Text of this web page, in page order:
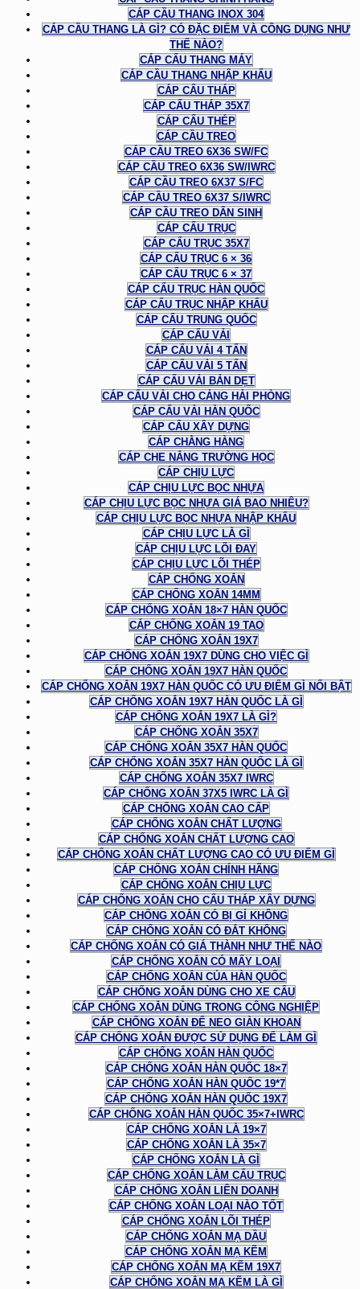
CÁP CẦU THANG INOX 304
CÁP CẦU THANG LÀ GÌ? CÓ ĐẶC ĐIỂM VÀ CÔNG DỤNG NHƯ
THẾ NÀO?
CÁP CẨU THANG MÁY
CÁP CẦU THANG NHẬP KHẨU
CÁP CẨU THÁP
CÁP CẨU THÁP 35X7
CÁP CẨU THÉP
CÁP CẦU TREO
CÁP CẦU TREO 6X36 SW/FC
CÁP CẦU TREO 6X36 SW/IWRC
CÁP CẦU TREO 6X37 S/FC
CÁP CẦU TREO 6X37 S/IWRC
CÁP CẦU TREO DÂN SINH
CÁP CẨU TRỤC
CÁP CẨU TRỤC 35X7
CÁP CẨU TRỤC 6 × 36
CÁP CẨU TRỤC 6 × 37
CÁP CẨU TRỤC HÀN QUỐC
CÁP CẨU TRỤC NHẬP KHẨU
CÁP CẨU TRUNG QUỐC
CÁP CẨU VẢI
CÁP CẨU VẢI 4 TẤN
CÁP CẨU VẢI 5 TẤN
CÁP CẨU VẢI BẢN DẸT
CÁP CẨU VẢI CHO CẢNG HẢI PHÒNG
CÁP CẨU VẢI HÀN QUỐC
CÁP CẨU XÂY DỰNG
CÁP CHẰNG HÀNG
CÁP CHE NẮNG TRƯỜNG HỌC
CÁP CHỊU LỰC
CÁP CHỊU LỰC BỌC NHỰA
CÁP CHỊU LỰC BỌC NHỰA GIÁ BAO NHIÊU?
CÁP CHỊU LỰC BỌC NHỰA NHẬP KHẨU
CÁP CHỊU LỰC LÀ GÌ
CÁP CHỊU LỰC LÕI ĐAY
CÁP CHỊU LỰC LÕI THÉP
CÁP CHỐNG XOẮN
CÁP CHỐNG XOẮN 14MM
CÁP CHỐNG XOẮN 18×7 HÀN QUỐC
CÁP CHỐNG XOẮN 19 TAO
CÁP CHỐNG XOẮN 19X7
CÁP CHỐNG XOẮN 19X7 DÙNG CHO VIỆC GÌ
CÁP CHỐNG XOẮN 19X7 HÀN QUỐC
CÁP CHỐNG XOẮN 19X7 HÀN QUỐC CÓ ƯU ĐIỂM GÌ NỔI BẬT
CÁP CHỐNG XOẮN 19X7 HÀN QUỐC LÀ GÌ
CÁP CHỐNG XOẮN 19X7 LÀ GÌ?
CÁP CHỐNG XOẮN 35X7
CÁP CHỐNG XOẮN 35X7 HÀN QUỐC
CÁP CHỐNG XOẮN 35X7 HÀN QUỐC LÀ GÌ
CÁP CHỐNG XOẮN 35X7 IWRC
CÁP CHỐNG XOẮN 37X5 IWRC LÀ GÌ
CÁP CHỐNG XOẮN CAO CẤP
CÁP CHỐNG XOẮN CHẤT LƯỢNG
CÁP CHỐNG XOẮN CHẤT LƯỢNG CAO
CÁP CHỐNG XOẮN CHẤT LƯỢNG CAO CÓ ƯU ĐIỂM GÌ
CÁP CHỐNG XOẮN CHÍNH HÃNG
CÁP CHỐNG XOẮN CHỊU LỰC
CÁP CHỐNG XOẮN CHO CẨU THÁP XÂY DỰNG
CÁP CHỐNG XOẮN CÓ BỊ GỈ KHÔNG
CÁP CHỐNG XOẮN CÓ ĐẮT KHÔNG
CÁP CHỐNG XOẮN CÓ GIÁ THÀNH NHƯ THẾ NÀO
CÁP CHỐNG XOẮN CÓ MẤY LOẠI
CÁP CHỐNG XOẮN CỦA HÀN QUỐC
CÁP CHỐNG XOẮN DÙNG CHO XE CẨU
CÁP CHỐNG XOẮN DÙNG TRONG CÔNG NGHIỆP
CÁP CHỐNG XOẮN ĐỂ NEO GIÀN KHOAN
CÁP CHỐNG XOẮN ĐƯỢC SỬ DỤNG ĐỂ LÀM GÌ
CÁP CHỐNG XOẮN HÀN QUỐC
CÁP CHỐNG XOẮN HÀN QUỐC 18×7
CÁP CHỐNG XOẮN HÀN QUỐC 19*7
CÁP CHỐNG XOẮN HÀN QUỐC 19X7
CÁP CHỐNG XOẮN HÀN QUỐC 35×7+IWRC
CÁP CHỐNG XOẮN LÀ 19×7
CÁP CHỐNG XOẮN LÀ 35×7
CÁP CHỐNG XOẮN LÀ GÌ
CÁP CHỐNG XOẮN LÀM CẨU TRỤC
CÁP CHỐNG XOẮN LIÊN DOANH
CÁP CHỐNG XOẮN LOẠI NÀO TỐT
CÁP CHỐNG XOẮN LÕI THÉP
CÁP CHỐNG XOẮN MẠ DẦU
CÁP CHỐNG XOẮN MẠ KẼM
CÁP CHỐNG XOẮN MẠ KẼM 19X7
CÁP CHỐNG XOẮN MẠ KẼM LÀ GÌ